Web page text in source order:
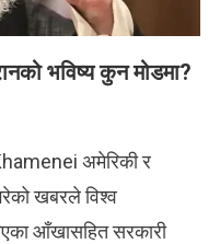
भविष्य कुन मोडमा?
अमेरिकी र
खबरले विश्व
आँखासहित सरकारी